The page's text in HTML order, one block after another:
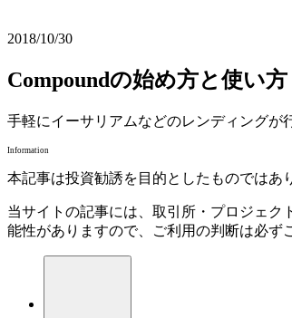
2018/10/30
Compoundの始め方と使い
手軽にイーサリアムなどのレンディングが
Information
本記事は投資勧誘を目的としたものではあ
当サイトの記事には、取引所・プロジェ
能性がありますので、ご利用の判断は必ず